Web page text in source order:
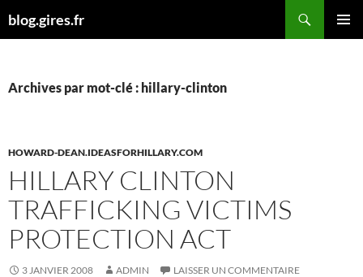
aublog.gires.fr
Archives par mot-clé : hillary-clinton
HOWARD-DEAN.IDEASFORHILLARY.COM
HILLARY CLINTON
TRAFFICKING VICTIMS
PROTECTION ACT
3 JANVIER 2008 ADMIN LAISSER UN COMMENTAIRE